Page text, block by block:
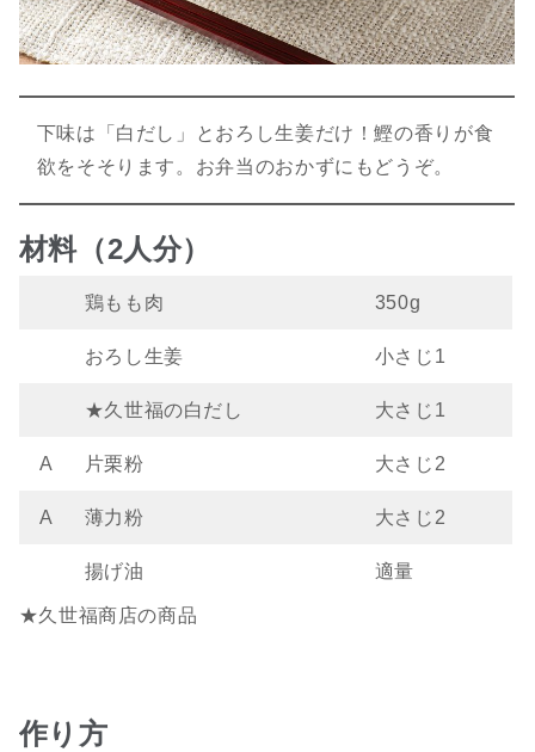
下味は「白だし」とおろし生姜だけ！鰹の香りが食
欲をそそります。お弁当のおかずにもどうぞ。
材料（2人分）
鶏もも肉 350g
おろし生姜 小さじ1
★久世福の白だし 大さじ1
A 片栗粉 大さじ2
A 薄力粉 大さじ2
揚げ油 適量
★久世福商店の商品
作り方